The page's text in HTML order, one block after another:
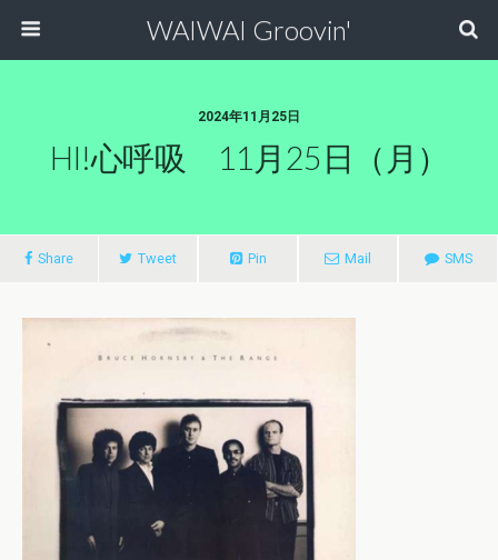
WAIWAI Groovin'
2024年11月25日
HI!心呼吸 11月25日（月）
Share Tweet Pin Mail SMS